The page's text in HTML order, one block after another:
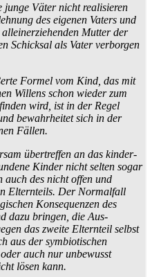
junge Väter nicht realisieren
des eigenen Vaters und
Mutter der
Schicksal als Vater verborgen
Formel vom Kind, das mit
Willens schon wieder zum
wird, ist in der Regel
bewahrheitet sich in der
Fällen.
übertreffen an das kinder­
Kinder nicht selten sogar
des nicht offen und
Elternteils. Der Normalfall
Konsequenzen des
dazu bringen, die Aus­
das zweite Elternteil selbst
aus der symbiotischen
auch nur unbewusst
lösen kann.